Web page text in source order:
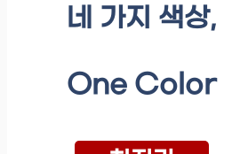
네 가지 색상,
One Color